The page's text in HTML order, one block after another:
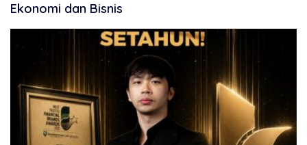
Ekonomi dan Bisnis